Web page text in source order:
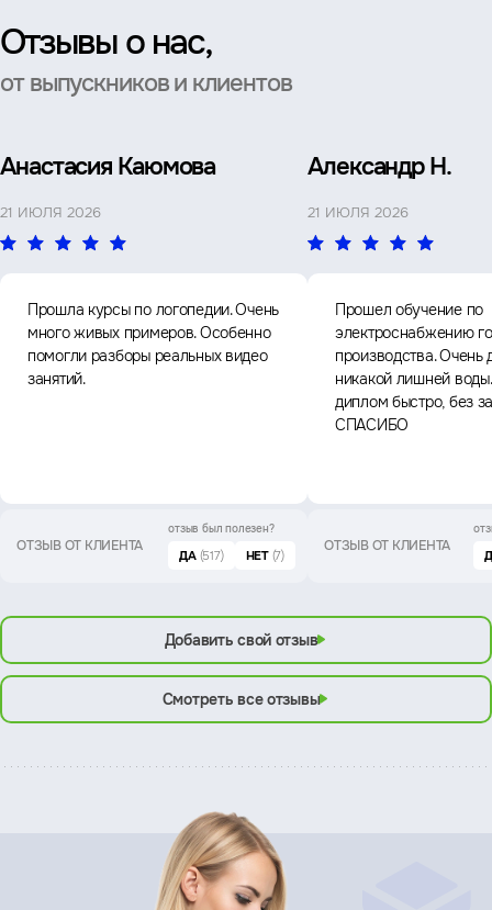
Отзывы о нас,
от выпускников и клиентов
Анастасия Каюмова
21 ИЮЛЯ 2026
Прошла курсы по логопедии. Очень
много живых примеров. Особенно
помогли разборы реальных видео
занятий.
ОТЗЫВ ОТ КЛИЕНТА
отзыв был полезен?
ДА (517) НЕТ (7)
Александр Н.
21 ИЮЛЯ 2026
Прошел обучение по
электроснабжению
производства. Очень
никакой лишней
диплом быстро, без
СПАСИБО
ОТЗЫВ ОТ КЛИЕНТА
Добавить свой отзыв
Смотреть все отзывы